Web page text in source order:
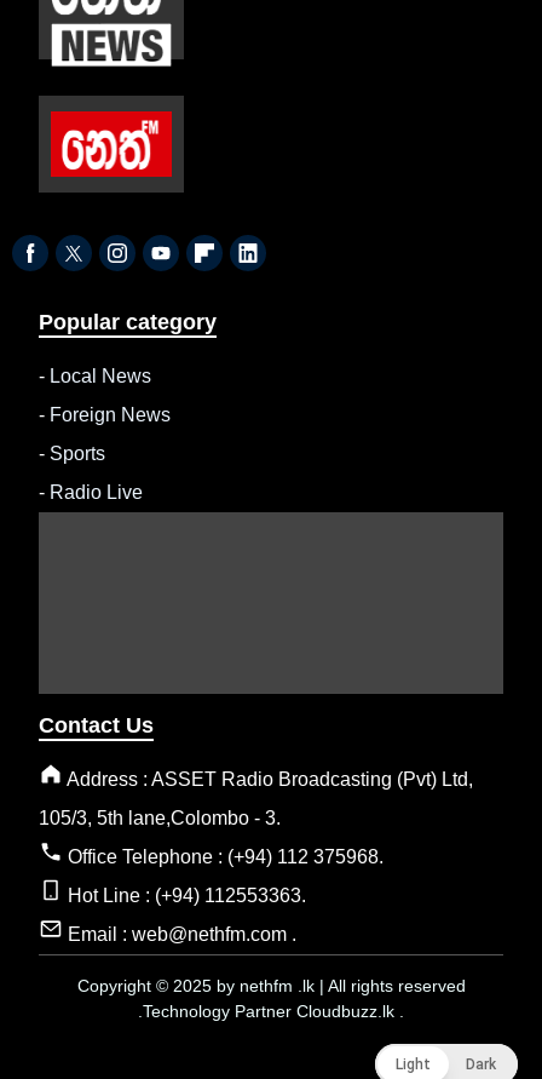
Popular category
- Local News
- Foreign News
- Sports
- Radio Live
Contact Us
Address : ASSET Radio Broadcasting (Pvt) Ltd,
105/3, 5th lane,Colombo - 3.
Office Telephone : (+94) 112 375968.
Hot Line : (+94) 112553363.
Email : web@nethfm.com .
Copyright © 2025 by nethfm .lk | All rights reserved
.Technology Partner Cloudbuzz.lk .
Light Dark
Light Dark